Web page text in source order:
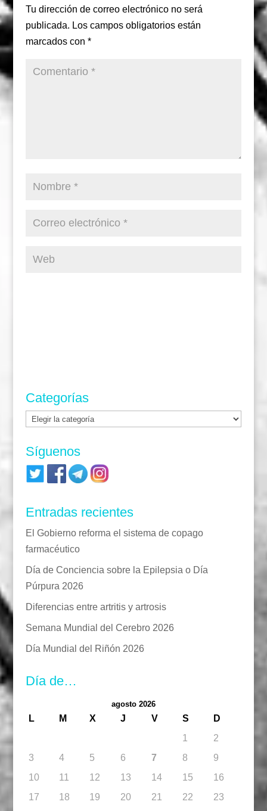
Tu dirección de correo electrónico no será
publicada. Los campos obligatorios están
marcados con *
Categorías
Categorías
Síguenos
Entradas recientes
El Gobierno reforma el sistema de copago
farmacéutico
Día de Conciencia sobre la Epilepsia o Día
Púrpura 2026
Diferencias entre artritis y artrosis
Semana Mundial del Cerebro 2026
Día Mundial del Riñón 2026
Día de…
agosto 2026
L M X J V S
D
1
2
3
4 5 6 7 8
9
10
11 12 13 14 15
16
17
18 19 20 21 22
23